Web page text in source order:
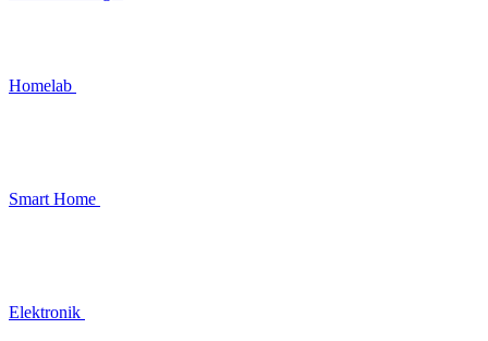
Homelab
Smart Home
Elektronik